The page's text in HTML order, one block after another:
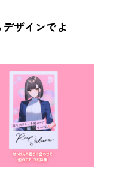
ザインでよ